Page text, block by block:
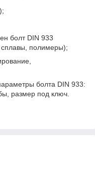
болт DIN 933
полимеры);
болта DIN 933:
размер под ключ.